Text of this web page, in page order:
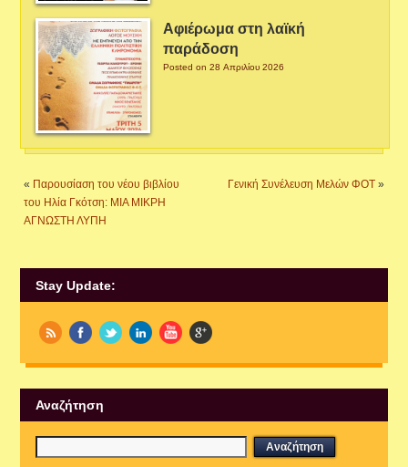
Αφιέρωμα στη λαϊκή
παράδοση
Posted on 28 Απριλίου 2026
« Παρουσίαση του νέου βιβλίου
του Ηλία Γκότση: ΜΙΑ ΜΙΚΡΗ
ΑΓΝΩΣΤΗ ΛΥΠΗ
Γενική Συνέλευση Μελών ΦΟΤ»
Stay Update:
Αναζήτηση